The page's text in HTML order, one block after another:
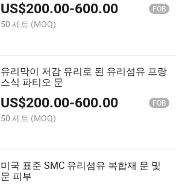
US$200.00-600.00 FOB
50 세트 (MOQ)
유리막이 저감 유리로 된 유리섬유 프랑
스식 파티오 문
US$200.00-600.00 FOB
50 세트 (MOQ)
미국 표준 SMC 유리섬유 복합재 문 및
문 피부